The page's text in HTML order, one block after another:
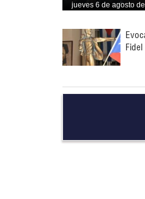
jueves 6 de agosto